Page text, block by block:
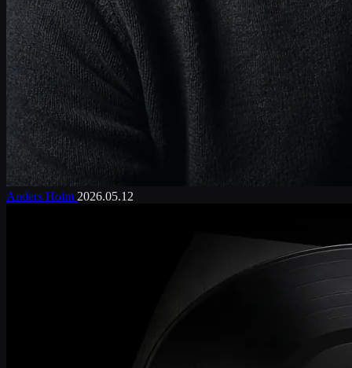
Anders Holm 2026.05.12